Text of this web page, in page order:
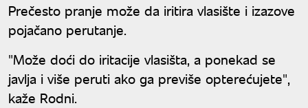
Prečesto pranje može da iritira vlasište i izazove
pojačano perutanje.
"Može doći do iritacije vlasišta, a ponekad se
javlja i više peruti ako ga previše opterećujete",
kaže Rodni.